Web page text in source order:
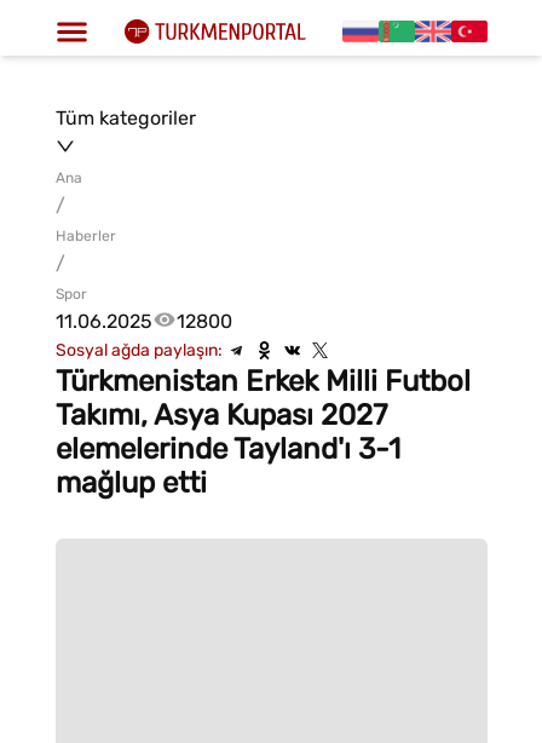
Tüm kategoriler
Ana
/
Haberler
/
Spor
11.06.2025 12800
Sosyal ağda paylaşın:
Türkmenistan Erkek Milli Futbol
Takımı, Asya Kupası 2027
elemelerinde Tayland'ı 3-1
mağlup etti